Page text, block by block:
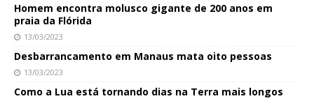
Homem encontra molusco gigante de 200 anos em
praia da Flórida
13/03/2023
Desbarrancamento em Manaus mata oito pessoas
13/03/2023
Como a Lua está tornando dias na Terra mais longos